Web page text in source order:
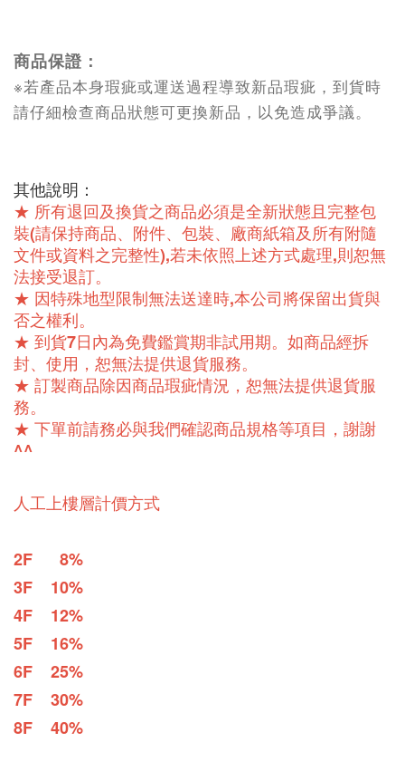
商品保證：
※若產品本身瑕疵或運送過程導致新品瑕疵，到貨時
請仔細檢查商品狀態可更換新品，以免造成爭議。
其他說明：
★ 所有退回及換貨之商品必須是全新狀態且完整包
裝(請保持商品、附件、包裝、廠商紙箱及所有附隨
文件或資料之完整性),若未依照上述方式處理,則恕無
法接受退訂。
★ 因特殊地型限制無法送達時,本公司將保留出貨與
否之權利。
★ 到貨7日內為免費鑑賞期非試用期。如商品經拆
封、使用，恕無法提供退貨服務。
★ 訂製商品除因商品瑕疵情況，恕無法提供退貨服
務。
★ 下單前請務必與我們確認商品規格等項目，謝謝
^^
人工上樓層計價方式
2F      8%
3F    10%
4F    12%
5F    16%
6F    25%
7F    30%
8F    40%